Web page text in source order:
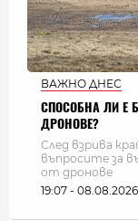
ВАЖНО ДНЕС
СПОСОБНА ЛИ Е
ДРОНОВЕ?
След взрива
въпросите за
от дронове
19:07 - 08.08.2026